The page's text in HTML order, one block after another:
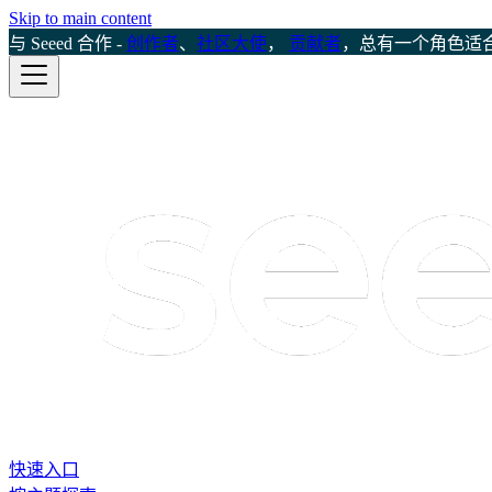
Skip to main content
与 Seeed 合作 - 创作者、 社区大使， 贡献者，总有一个角色适
快速入口